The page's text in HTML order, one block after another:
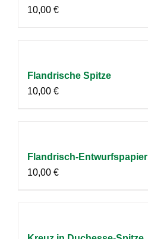
10,00 €
Flandrische Spitze
10,00 €
Flandrisch-Entwurfspapier
10,00 €